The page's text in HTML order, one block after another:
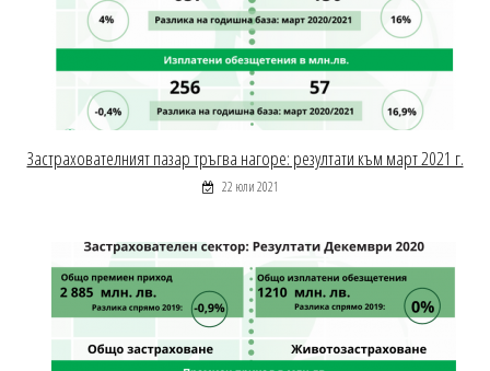
Застрахователният пазар тръгва нагоре: резултати към март 2021 г.
22 юли 2021